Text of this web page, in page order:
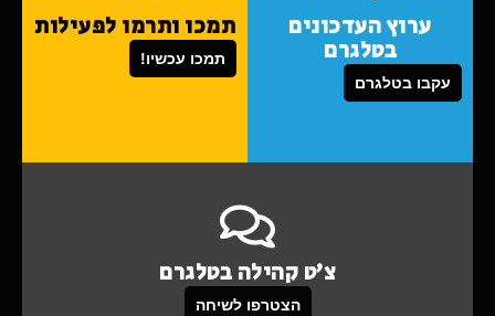
ערוץ העדכונים
בטלגרם
עקבו בטלגרם
תמכו ותרמו לפעילות
תמכו עכשיו!
צ'ט קהילה בטלגרם
הצטרפו לשיחה